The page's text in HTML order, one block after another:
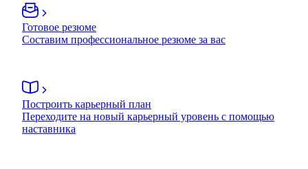
Готовое резюме
Составим профессиональное резюме за вас
Построить карьерный план
Переходите на новый карьерный уровень с помощью
наставника